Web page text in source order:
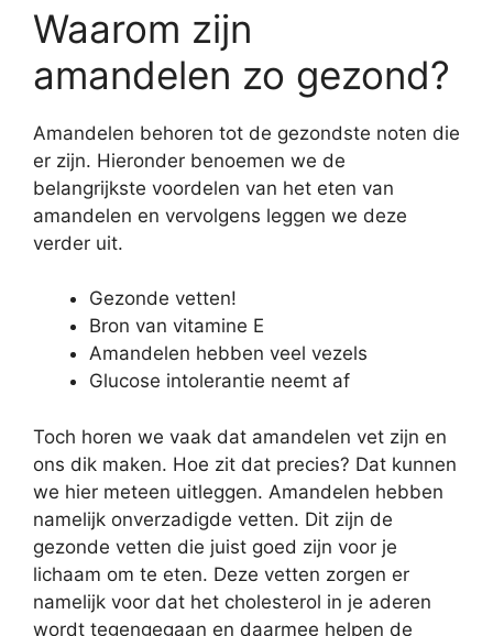
Waarom zijn
amandelen zo gezond?
Amandelen behoren tot de gezondste noten die
er zijn. Hieronder benoemen we de
belangrijkste voordelen van het eten van
amandelen en vervolgens leggen we deze
verder uit.
Gezonde vetten!
Bron van vitamine E
Amandelen hebben veel vezels
Glucose intolerantie neemt af
Toch horen we vaak dat amandelen vet zijn en
ons dik maken. Hoe zit dat precies? Dat kunnen
we hier meteen uitleggen. Amandelen hebben
namelijk onverzadigde vetten. Dit zijn de
gezonde vetten die juist goed zijn voor je
lichaam om te eten. Deze vetten zorgen er
namelijk voor dat het cholesterol in je aderen
wordt tegengegaan en daarmee helpen de